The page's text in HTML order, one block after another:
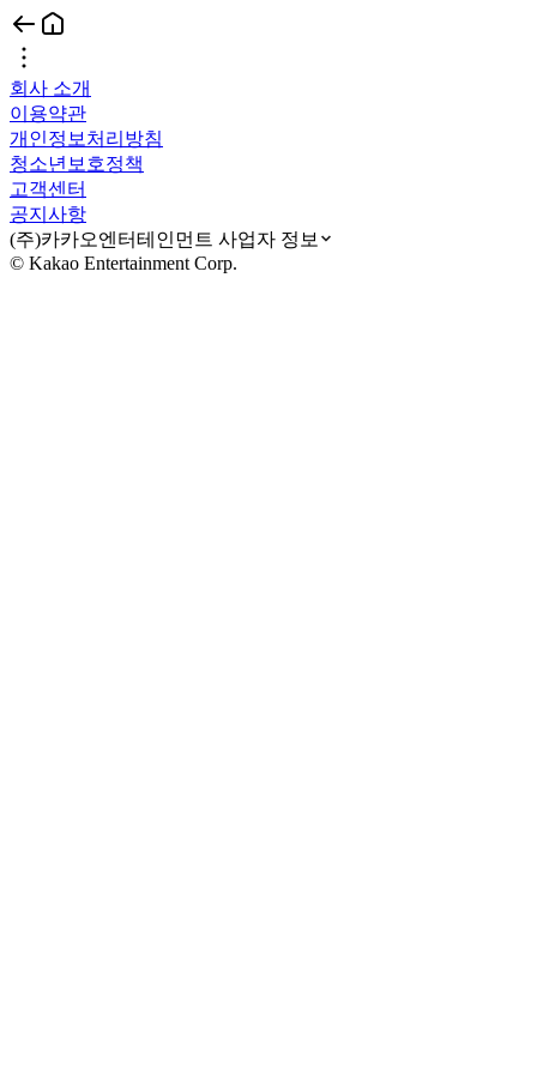
회사 소개
이용약관
개인정보처리방침
청소년보호정책
고객센터
공지사항
(주)카카오엔터테인먼트 사업자 정보
© Kakao Entertainment Corp.